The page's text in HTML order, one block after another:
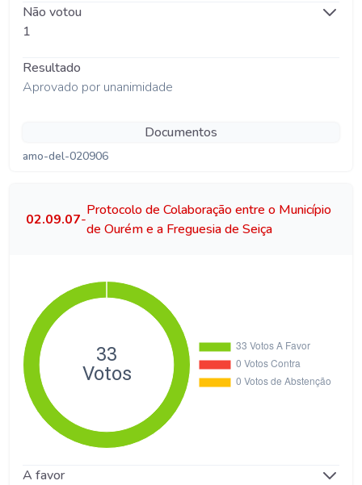
Não votou
1
Resultado
Aprovado por unanimidade
Documentos
amo-del-020906
02.09.07-
Protocolo de Colaboração entre o Município
de Ourém e a Freguesia de Seiça
A favor